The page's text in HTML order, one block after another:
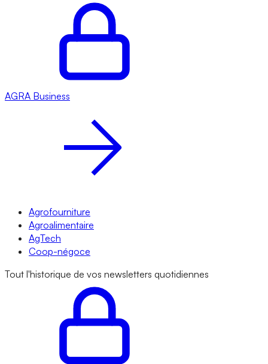
AGRA Business
Agrofourniture
Agroalimentaire
AgTech
Coop-négoce
Tout l'historique de vos newsletters quotidiennes